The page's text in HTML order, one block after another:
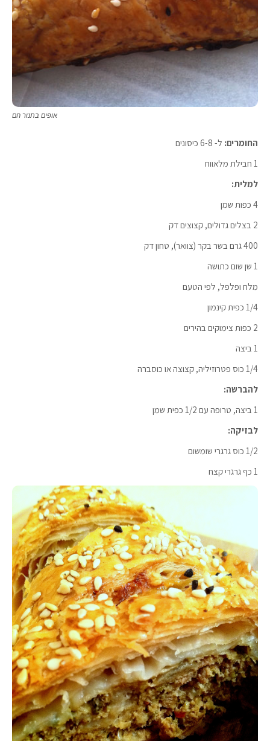
אופים בתנור חם
החומרים: ל- 6-8 כיסונים
1 חבילת מלאווח
למלית:
4 כפות שמן
2 בצלים גדולים, קצוצים דק
400 גרם בשר בקר (צוואר), טחון דק
1 שן שום כתושה
מלח ופלפל, לפי הטעם
1/4 כפית קינמון
2 כפות צימוקים בהירים
1 ביצה
1/4 כוס פטרוזיליה, קצוצה או כוסברה
להברשה:
1 ביצה, טרופה עם 1/2 כפית שמן
לבזיקה:
1/2 כוס גרגרי שומשום
1 כף גרגרי קצח